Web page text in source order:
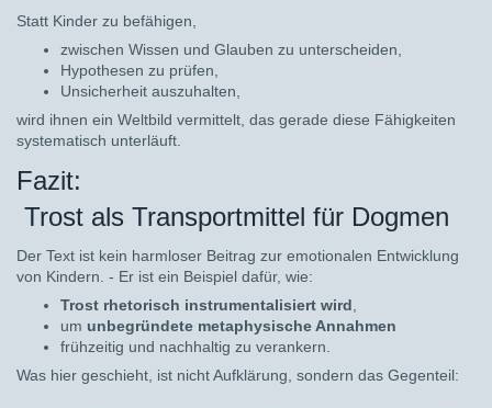
Statt Kinder zu befähigen,
zwischen Wissen und Glauben zu unterscheiden,
Hypothesen zu prüfen,
Unsicherheit auszuhalten,
wird ihnen ein Weltbild vermittelt, das gerade diese Fähigkeiten
systematisch unterläuft.
Fazit:
Trost als Transportmittel für Dogmen
Der Text ist kein harmloser Beitrag zur emotionalen Entwicklung
von Kindern. - Er ist ein Beispiel dafür, wie:
Trost rhetorisch instrumentalisiert wird,
um unbegründete metaphysische Annahmen
frühzeitig und nachhaltig zu verankern.
Was hier geschieht, ist nicht Aufklärung, sondern das Gegenteil: